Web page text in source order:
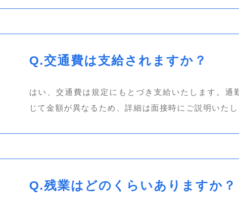
交通費は支給されますか？
はい、交通費は規定にもとづき支給いたします。通
じて金額が異なるため、詳細は面接時にご説明いたし
残業はどのくらいありますか？